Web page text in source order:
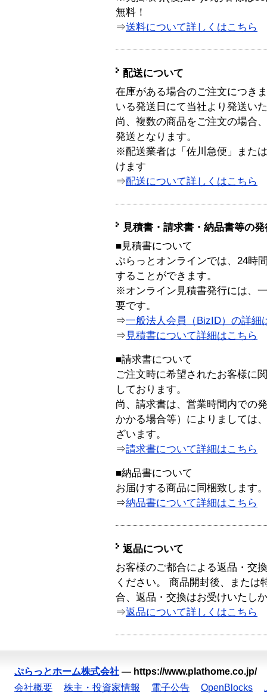
無料！
⇒送料について詳しくはこちら
配送について
在庫がある場合のご注文につき
いる発送日にて当社より発送い
尚、複数の商品をご注文の場合
発送となります。
※配送業者は「佐川急便」また
けます
⇒配送について詳しくはこちら
見積書・請求書・納品書等の
■見積書について
ぷらっとオンラインでは、24時
することができます。
※オンライン見積書発行には、
要です。
⇒一般法人会員（BizID）の詳細
⇒ 見積書について詳細はこちら
■請求書について
ご注文時に希望されたお客様に
しております。
尚、請求書は、営業時間内での
かかる場合等）によりましては
ざいます。
⇒請求書について詳細はこちら
■納品書について
お届けする商品に同梱致します。
⇒納品書について詳細はこちら
返品について
お客様のご都合による返品・交
ください。 商品開封後、または
合、返品・交換はお受けいたし
⇒返品について詳しくはこちら
ぷらっとホーム株式会社 — https://www.plathome.co.jp/
会社概要
株主・投資家情報 電子公告 OpenBlocks